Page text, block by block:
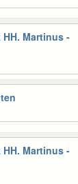
HH. Martinus -
HH. Martinus -